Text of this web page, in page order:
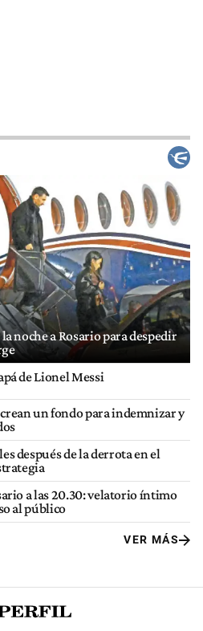
noche a Rosario para despedir
de Lionel Messi
un fondo para indemnizar y
después de la derrota en el
a las 20.30: velatorio íntimo
al público
VER MÁS